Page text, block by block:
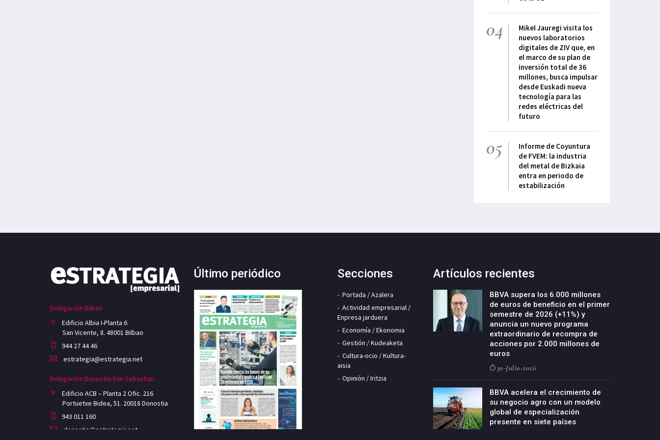
04
Mikel Jauregi visita los
nuevos laboratorios
digitales de ZIV que, en
el marco de su plan de
inversión total de 36
millones, busca impulsar
desde Euskadi nueva
tecnología para las
redes eléctricas del
futuro
05
Informe de Coyuntura
de FVEM: la industria
del metal de Bizkaia
entra en periodo de
estabilización
Delegación Bilbao
Edificio Albia I-Planta 6
San Vicente, 8. 48001 Bilbao
944 27 44 46
estrategia@estrategia.net
Delegación Donostia-San Sebastian
Edificio ACB – Planta 2 Ofic. 216
Portuetxe Bidea, 51. 20018 Donostia
943 011 160
donostia@estrategia.net
Último periódico Secciones
Portada / Azalera
Actividad empresarial /
Enpresa jarduera
Economía / Ekonomia
Gestión / Kudeaketa
Cultura-ocio / Kultura-
aisia
Opinión / Iritzia
Artículos recientes
BBVA supera los 6.000 millones
de euros de beneficio en el primer
semestre de 2026 (+11%) y
anuncia un nuevo programa
extraordinario de recompra de
acciones por 2.000 millones de
euros
30-Julio-2026
BBVA acelera el crecimiento de
su negocio agro con un modelo
global de especialización
presente en siete países